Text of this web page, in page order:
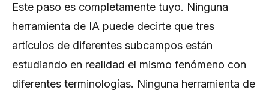
Este paso es completamente tuyo. Ninguna
herramienta de IA puede decirte que tres
artículos de diferentes subcampos están
estudiando en realidad el mismo fenómeno con
diferentes terminologías. Ninguna herramienta de